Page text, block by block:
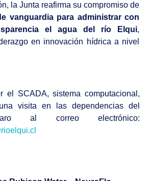
la Junta reafirma su compromiso de
vanguardia para administrar con
el agua del río Elqui,
en innovación hídrica a nivel
el SCADA, sistema computacional,
visita en las dependencias del
al correo electrónico: